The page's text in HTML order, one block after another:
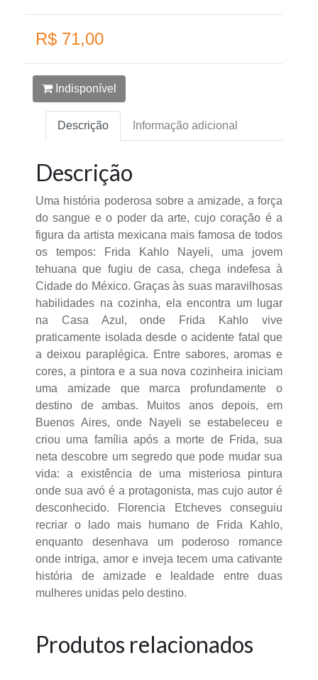
R$ 71,00
Indisponível
Descrição Informação adicional
Descrição
Uma história poderosa sobre a amizade, a força
do sangue e o poder da arte, cujo coração é a
figura da artista mexicana mais famosa de todos
os tempos: Frida Kahlo Nayeli, uma jovem
tehuana que fugiu de casa, chega indefesa à
Cidade do México. Graças às suas maravilhosas
habilidades na cozinha, ela encontra um lugar
na Casa Azul, onde Frida Kahlo vive
praticamente isolada desde o acidente fatal que
a deixou paraplégica. Entre sabores, aromas e
cores, a pintora e a sua nova cozinheira iniciam
uma amizade que marca profundamente o
destino de ambas. Muitos anos depois, em
Buenos Aires, onde Nayeli se estabeleceu e
criou uma família após a morte de Frida, sua
neta descobre um segredo que pode mudar sua
vida: a existência de uma misteriosa pintura
onde sua avó é a protagonista, mas cujo autor é
desconhecido. Florencia Etcheves conseguiu
recriar o lado mais humano de Frida Kahlo,
enquanto desenhava um poderoso romance
onde intriga, amor e inveja tecem uma cativante
história de amizade e lealdade entre duas
mulheres unidas pelo destino.
Produtos relacionados